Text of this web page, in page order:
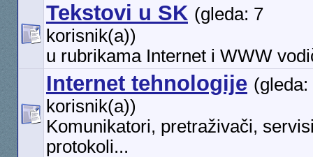
Tekstovi u SK (gleda: 7
korisnik(a))
u rubrikama Internet i WWW
Internet tehnologije (gleda:
korisnik(a))
Komunikatori, pretraživači,
protokoli...